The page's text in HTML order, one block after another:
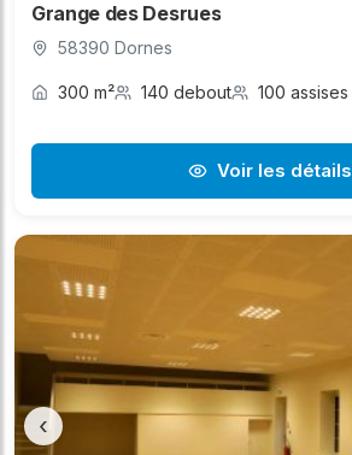
Grange des Desrues
58390 Dornes
300 m² 140 debout 100 assises
Voir les détails
‹